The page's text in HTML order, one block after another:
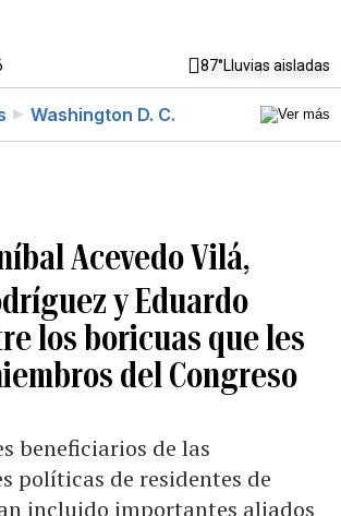
87°Lluvias aisladas
Washington D. C.
Acevedo Vilá,
y Eduardo
los boricuas que les
del Congreso
beneficiarios de las
políticas de residentes de
incluido importantes aliados